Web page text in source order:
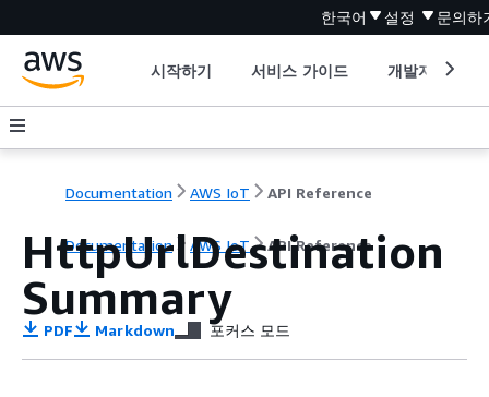
한국어 설정 문의하
시작하기 서비스 가이드 개발자 도구
Documentation AWS IoT API Reference
Documentation AWS IoT API Reference
HttpUrlDestination
Summary
PDF Markdown 포커스 모드